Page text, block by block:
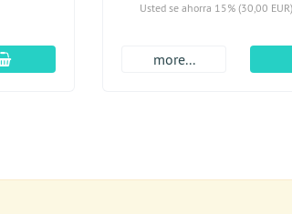
En el carro de compras
Usted se ahorra 15% (30,00 EUR)
more...